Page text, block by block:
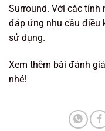
Surround. Với các tính
đáp ứng nhu cầu điều
sử dụng.
Xem thêm bài đánh
nhé!